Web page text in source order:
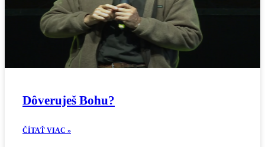
Dôveruješ Bohu?
ČÍTAŤ VIAC »